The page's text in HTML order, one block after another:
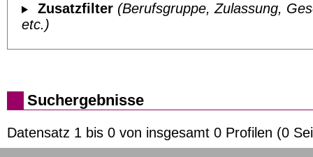
Zusatzfilter (Berufsgruppe, Zulassung,
etc.)
Suchergebnisse
Datensatz 1 bis 0 von insgesamt 0 Profilen (0